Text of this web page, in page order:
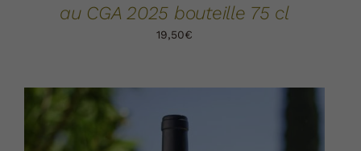
au CGA 2025 bouteille 75 cl
19,50€